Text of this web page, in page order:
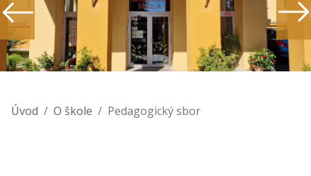
Úvod O škole Pedagogický sbor